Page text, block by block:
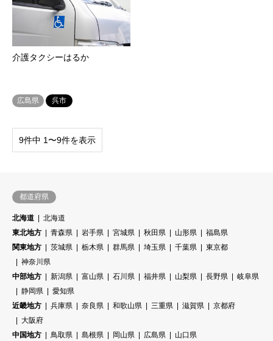
介護タクシーはるか
広島県 呉市
9件中 1〜9件を表示
都道府県
北海道
北海道
東北地方
青森県 岩手県 宮城県 秋田県 山形県
福島県
関東地方
茨城県 栃木県 群馬県 埼玉県 千葉県
東京都
神奈川県
中部地方
新潟県 富山県 石川県 福井県 山梨県 長野県
岐阜県
静岡県
愛知県
近畿地方
兵庫県 奈良県 和歌山県 三重県 滋賀県
京都府
大阪府
中国地方
鳥取県 島根県 岡山県 広島県 山口県